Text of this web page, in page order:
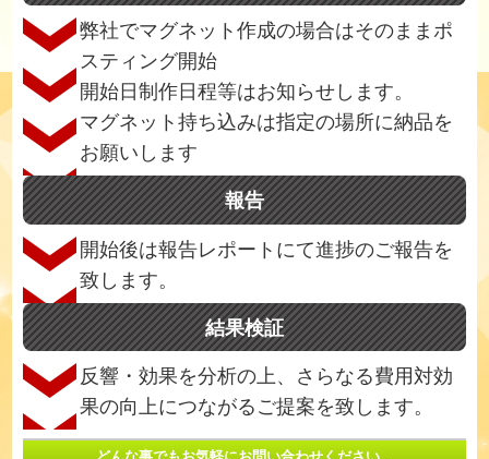
弊社でマグネット作成の場合はそのままポ
スティング開始
開始日制作日程等はお知らせします。
マグネット持ち込みは指定の場所に納品を
お願いします
報告
開始後は報告レポートにて進捗のご報告を
致します。
結果検証
反響・効果を分析の上、さらなる費用対効
果の向上につながるご提案を致します。